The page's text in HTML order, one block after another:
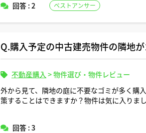
回答 : 2 ベストアンサー
Q.購入予定の中古建売物件の隣地
不動産購入 >物件選び・物件レビュー
外から見て、隣地の庭に不要なゴミが多く購
策することはできますか？物件は気に入りま
回答 : 3